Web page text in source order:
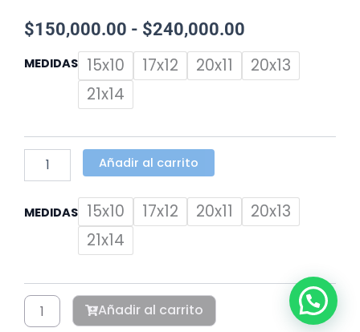
$150,000.00 - $240,000.00
de
precios:
$150,000.00
$240,000.00
MEDIDAS 15x10 17x12 20x11
20x13
21x14
VOLANTES
/
Añadir al carrito
MEDIDAS 15x10 17x12 20x11
20x13
21x14
VOLANTES
/
Añadir al carrito